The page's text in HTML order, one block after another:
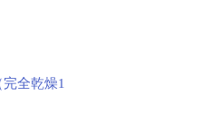
全乾燥1